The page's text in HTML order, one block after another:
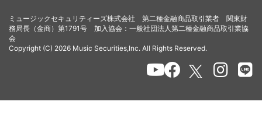
ミュージックセキュリティーズ株式会社 第二種金融商品取引業者 関東財
務局長（金商）第1791号 加入協会：一般社団法人第二種金融商品取引業協
会
Copyright (C) 2026 Music Securities,Inc. All Rights Reserved.